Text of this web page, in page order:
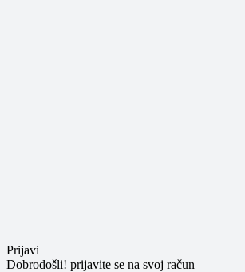
Prijavi
Dobrodošli! prijavite se na svoj račun